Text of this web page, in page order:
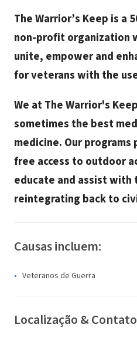
The Warrior’s Keep is a
non-profit organization
unite, empower and
for veterans with the
We at The Warrior's
sometimes the best
medicine. Our
free access to outdoor
educate and assist
reintegrating back to
Causas incluem:
Veteranos de Guerra
Localização & Contato